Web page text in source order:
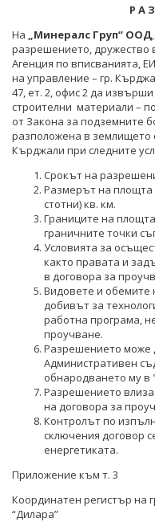
ГЕОТЕРМАЛНА
ЕНЕРГИЕН ПАЗАР
КРИТИЧНА
ЕДИНЕН ОРГАН ЗА
БОГАТСТВА
МЕТАЛНИ ПОЛЕЗНИ
НЕМЕТАЛНИ
ИНДУСТРИАЛНИ
НЕФТ И ПРИРОДЕН
ТВЪРДИ ГОРИВА
СТРОИТЕЛНИ
МИННИ ОТПАДЪЦИ
ИНИЦИАТИВА НА
СУРОВИНИТЕ
ВЪГЛЕРОДЕН
Р А
На „Минералс Груп“ ООД
разрешението, дружество
Агенция по вписванията,
на управление – гр.
47, ет. 2, офис 2 да
строителни материали –
от Закона за подземните
разположена в землището
Кърджали при следните
Срокът на
Размерът на площта
стотни) кв. км.
Границите на
граничните точки
Условията за
както правата и
в договора за
Видовете и обемите
добивът за
работна програма,
проучване.
Разрешението може
Административен
обнародването му
Разрешението влиза
на договора за
Контролът по
сключения договор
енергетиката.
Приложение към т. 3
Координатен регистър на
“Дилара”